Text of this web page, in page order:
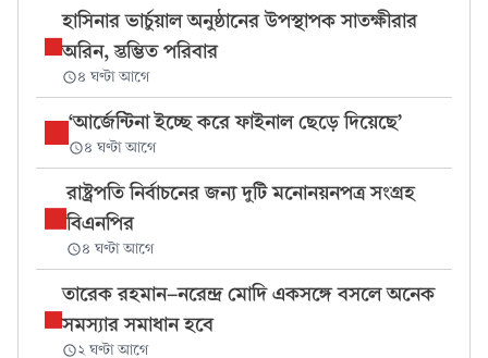
হাসিনার ভার্চুয়াল অনুষ্ঠানের উপস্থাপক সাতক্ষীরার
অরিন, স্তম্ভিত পরিবার
৪ ঘণ্টা আগে
‘আর্জেন্টিনা ইচ্ছে করে ফাইনাল ছেড়ে দিয়েছে’
৪ ঘণ্টা আগে
রাষ্ট্রপতি নির্বাচনের জন্য দুটি মনোনয়নপত্র সংগ্রহ
বিএনপির
৪ ঘণ্টা আগে
তারেক রহমান-নরেন্দ্র মোদি একসঙ্গে বসলে অনেক
সমস্যার সমাধান হবে
২ ঘণ্টা আগে